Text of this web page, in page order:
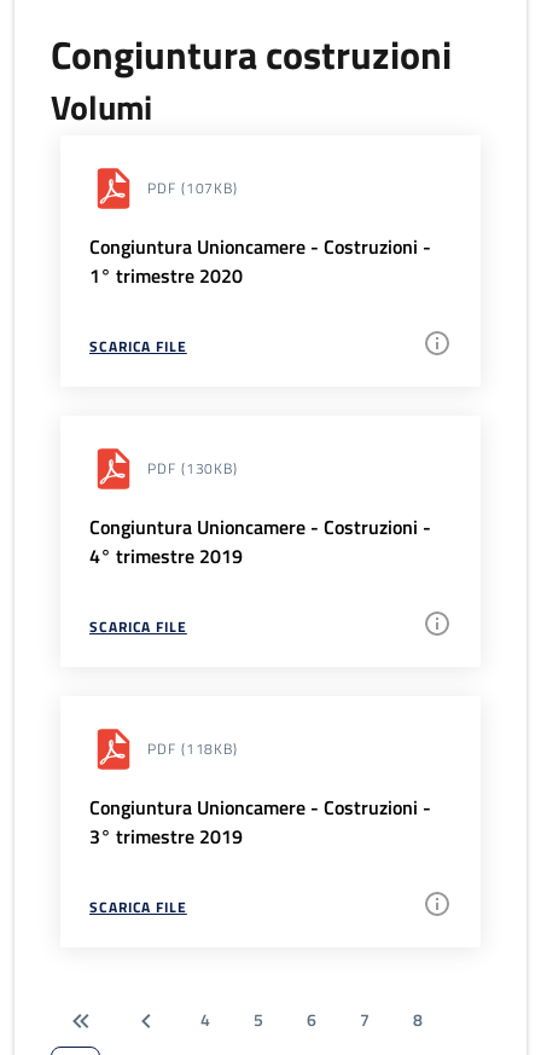
Congiuntura costruzioni
Volumi
PDF (107KB)
Congiuntura Unioncamere - Costruzioni -
1° trimestre 2020
SCARICA FILE
PDF (130KB)
Congiuntura Unioncamere - Costruzioni -
4° trimestre 2019
SCARICA FILE
PDF (118KB)
Congiuntura Unioncamere - Costruzioni -
3° trimestre 2019
SCARICA FILE
4 5 6 7
8